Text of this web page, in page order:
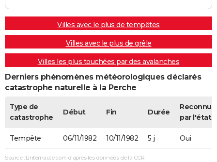
Villes avec le plus de tempêtes
Villes avec le plus de grêle
Villes les plus touchées par des avalanches
Derniers phénomènes météorologiques déclarés
catastrophe naturelle à la Perche
Type de
catastrophe
Début Fin Durée
Reconnue
par l'état
Tempête 06/11/1982 10/11/1982 5 j Oui
Source : Linternaute.com d'après les données de la CCR